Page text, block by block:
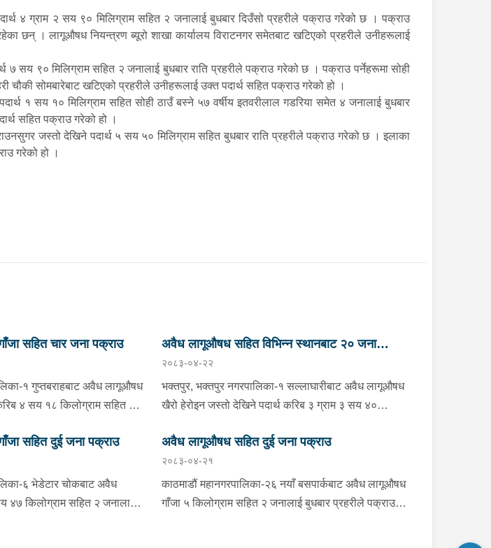
४ ग्राम २ सय ९० मिलिग्राम सहित २ जनालाई बुधबार दिउँसो प्रहरीले पक्राउ गरेको छ । पक्राउ
छन् । लागूऔषध नियन्त्रण ब्यूरो शाखा कार्यालय विराटनगर समेतबाट खटिएको प्रहरीले उनीहरूलाई
सय ९० मिलिग्राम सहित २ जनालाई बुधबार राति प्रहरीले पक्राउ गरेको छ । पक्राउ पर्नेहरूमा सोही
चौकी सोमबारेबाट खटिएको प्रहरीले उनीहरूलाई उक्त पदार्थ सहित पक्राउ गरेको हो ।
१ सय १० मिलिग्राम सहित सोही ठाउँ बस्ने ५७ वर्षीय इतवरीलाल गडरिया समेत ४ जनालाई बुधबार
सहित पक्राउ गरेको हो ।
जस्तो देखिने पदार्थ ५ सय ५० मिलिग्राम सहित बुधबार राति प्रहरीले पक्राउ गरेको छ । इलाका
गरेको हो ।
सहित चार जना पक्राउ
१ गुप्तबराहबाट अवैध लागूऔषध
४ सय १८ किलोग्राम सहित ४
१३ बस्ने ३४ वर्षीय थमन
५ बस्ने २२ वर्षीया
३ बस्ने २६ वर्षीय अमर
रहेका छन् । इलाका प्रहरी
अवैध लागूऔषध सहित विभिन्न स्थानबाट २० जना
पक्राउ
२०८३-०४-२२
भक्तपुर, भक्तपुर नगरपालिका-१ सल्लाघारीबाट अवैध लागूऔषध
खैरो हेरोइन जस्तो देखिने पदार्थ करिब ३ ग्राम ३ सय ४०
१९ वर्षीय सुहान रम्तेललाई बिहीबार साँझ प्रहरीले पक्राउ गरेको
छ । प्रहरी वृत्त जगातीबाट खटिएको प्रहरीले बा.प्र.०२-०४५ प
३७८८ नम्बरको मोटरसाइकलमा सवार उनलाई उक्त पदार्थ सहित
पक्राउ गरेको हो । यसैगरी भक्तपुर, मध्यपुर थिमी
सहित दुई जना पक्राउ
६ भेडेटार चोकबाट अवैध
४७ किलोग्राम सहित २ जनालाई
अवैध लागूऔषध सहित दुई जना पक्राउ
२०८३-०४-२१
काठमाडौं महानगरपालिका-२६ नयाँ बसपार्कबाट अवैध लागूऔषध
गाँजा ५ किलोग्राम सहित २ जनालाई बुधबार प्रहरीले पक्राउ